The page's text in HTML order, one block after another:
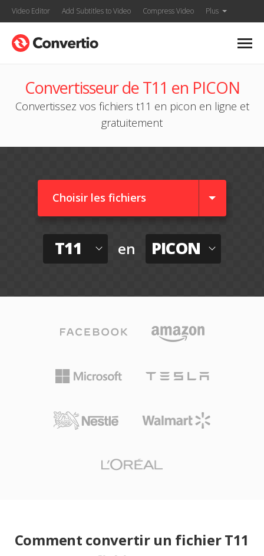
Video Editor Add Subtitles to Video Compress Video Plus
Convertisseur de T11 en PICON
Convertissez vos fichiers t11 en picon en ligne et
gratuitement
Choisir les fichiers
T11 en PICON
Comment convertir un fichier T11